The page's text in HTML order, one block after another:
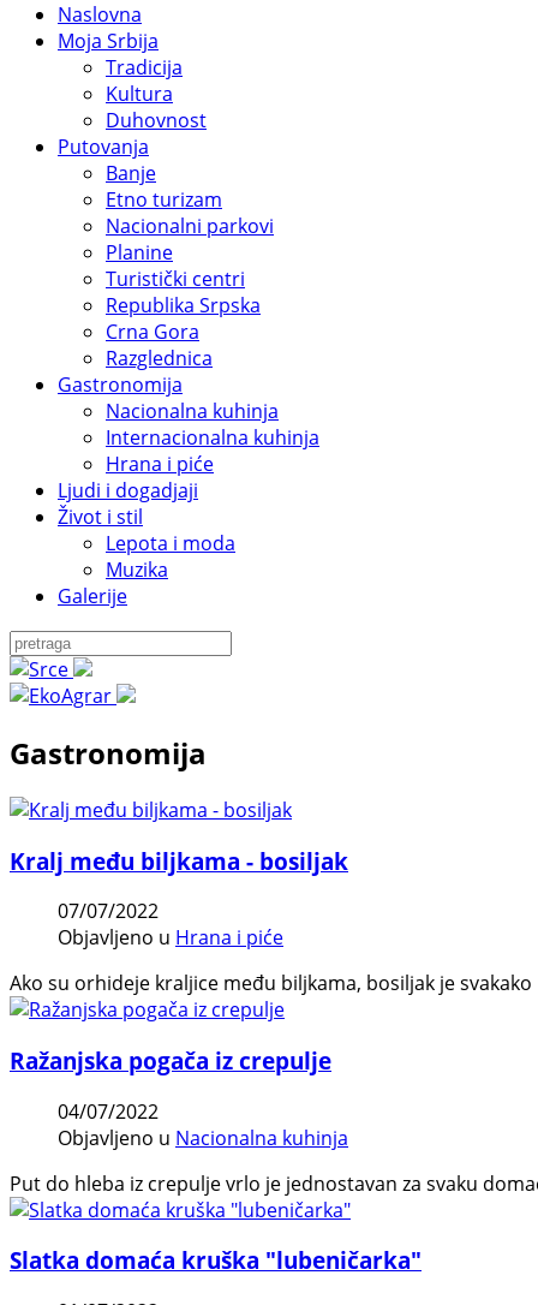
Naslovna
Moja Srbija
Tradicija
Kultura
Duhovnost
Putovanja
Banje
Etno turizam
Nacionalni parkovi
Planine
Turistički centri
Republika Srpska
Crna Gora
Razglednica
Gastronomija
Nacionalna kuhinja
Internacionalna kuhinja
Hrana i piće
Ljudi i dogadjaji
Život i stil
Lepota i moda
Muzika
Galerije
Gastronomija
Kralj među biljkama - bosiljak
07/07/2022
Objavljeno u Hrana i piće
Ako su orhideje kraljice među biljkama, bosiljak je
Ražanjska pogača iz crepulje
04/07/2022
Objavljeno u Nacionalna kuhinja
Put do hleba iz crepulje vrlo je jednostavan za svaku
Slatka domaća kruška "lubeničarka"